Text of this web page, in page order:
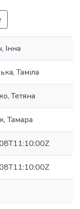
Інна
Таміла
Тетяна
Тамара